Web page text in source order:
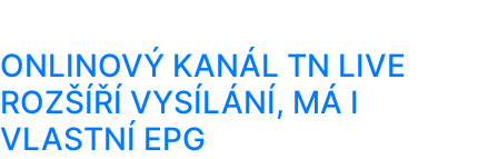
ONLINOVÝ KANÁL TN LIVE
ROZŠÍŘÍ VYSÍLÁNÍ, MÁ I
VLASTNÍ EPG